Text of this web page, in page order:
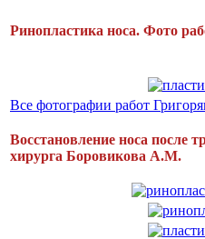
Ринопластика носа. Фото
Все фотографии работ
Восстановление носа после
хирурга Боровикова А.М.